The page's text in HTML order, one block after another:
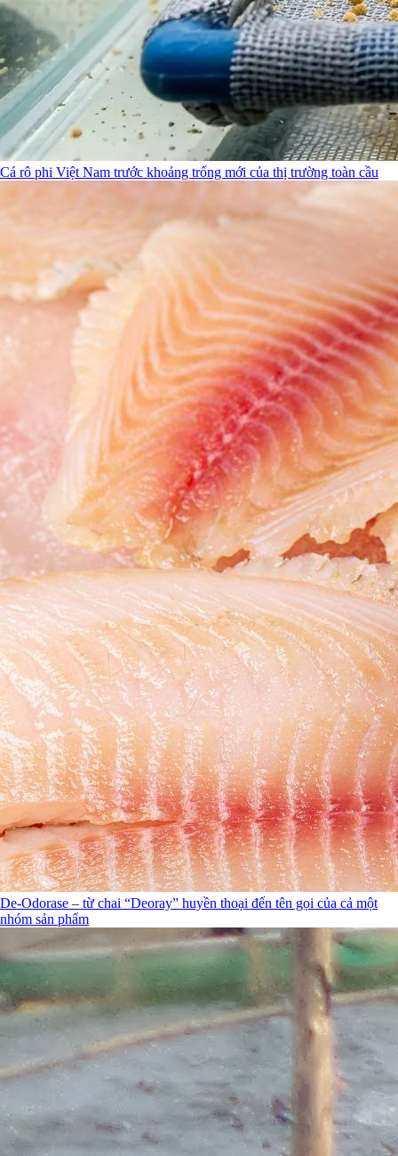
Cá rô phi Việt Nam trước khoảng trống mới của thị trường toàn cầu
De-Odorase – từ chai “Deoray” huyền thoại đến tên gọi của cả một
nhóm sản phẩm